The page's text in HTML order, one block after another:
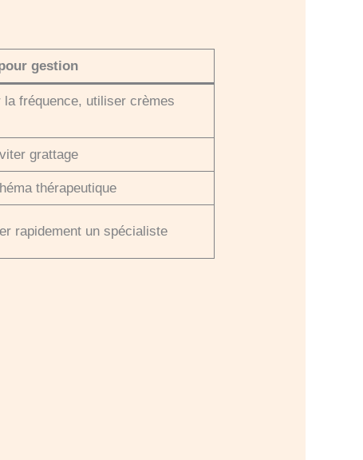
gestion
fréquence, utiliser crèmes
grattage
thérapeutique
rapidement un spécialiste